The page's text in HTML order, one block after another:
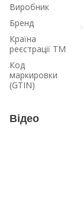
Виробник
Бренд
Країна
реєстрації ТМ
Код
маркировки
(GTIN)
Відео